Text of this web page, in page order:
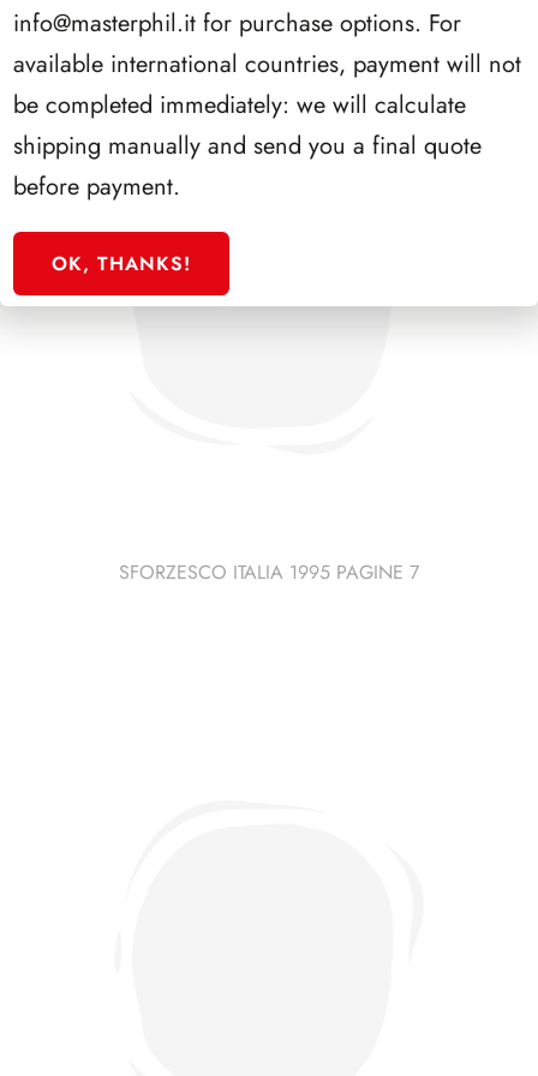
SFORZESCO ITALIA 1995 PAGINE 7
info@masterphil.it for purchase options. For
available international countries, payment will not
be completed immediately: we will calculate
shipping manually and send you a final quote
before payment.
OK, THANKS!